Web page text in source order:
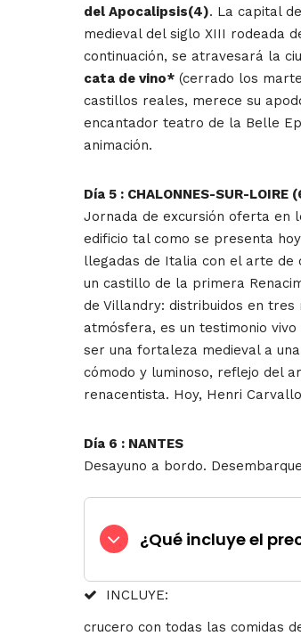
del Apocalipsis(4). La capital
medieval del siglo XIII rodeada
continuación, se atravesará la
cata de vino* (cerrado los
castillos reales, merece su
encantador teatro de la Belle
animación.
Día 5 : CHALONNES-SUR-
Jornada de excursión oferta en
edificio tal como se presenta
llegadas de Italia con el arte de
un castillo de la primera
de Villandry: distribuidos en tres
atmósfera, es un testimonio
ser una fortaleza medieval a
cómodo y luminoso, reflejo del
renacentista. Hoy, Henri
Día 6 : NANTES
Desayuno a bordo.
¿Qué incluye el
INCLUYE:
crucero con todas las comidas